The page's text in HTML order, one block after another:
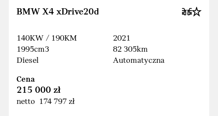
BMW X4 xDrive20d
140KW / 190KM
1995cm3
Diesel
2021
82 305km
Automatyczna
Cena
215 000 zł
netto 174 797 zł